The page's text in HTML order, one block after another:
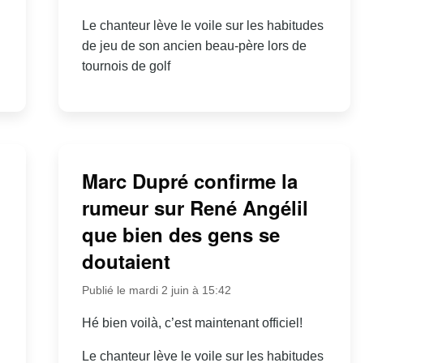
Le chanteur lève le voile sur les habitudes
de jeu de son ancien beau-père lors de
tournois de golf
Marc Dupré confirme la
rumeur sur René Angélil
que bien des gens se
doutaient
Publié le mardi 2 juin à 15:42
Hé bien voilà, c’est maintenant officiel!
Le chanteur lève le voile sur les habitudes